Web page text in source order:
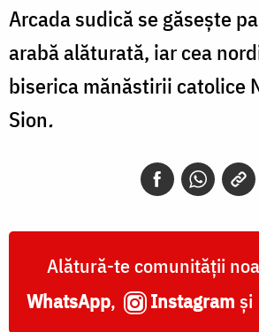
Arcada sudică se găseşte
arabă alăturată, iar cea
biserica mănăstirii catolice
Sion.
Alătură-te comunității
WhatsApp, Instagram și